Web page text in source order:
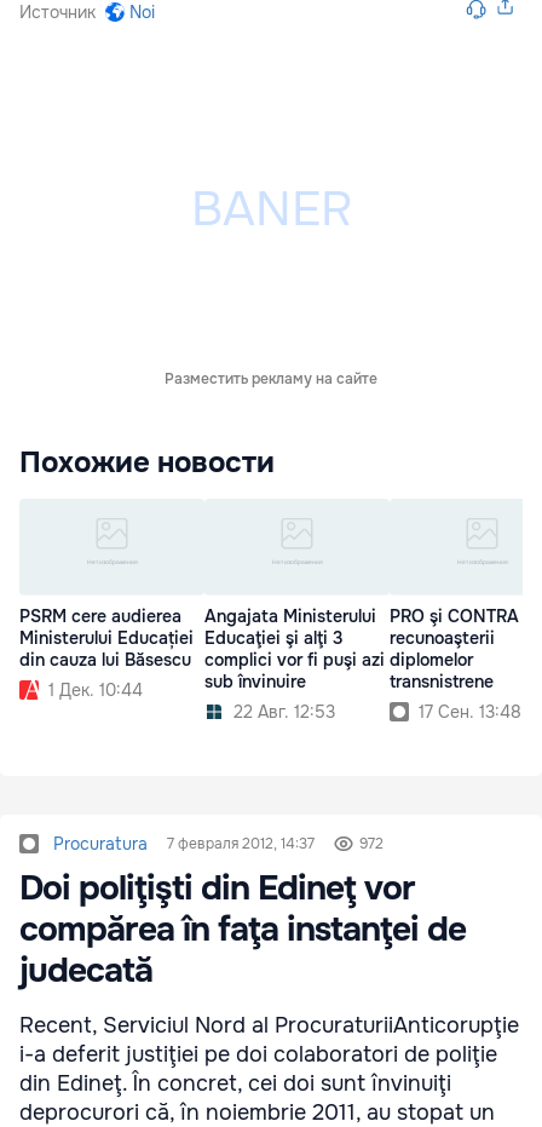
Источник Noi
Разместить рекламу на сайте
Похожие новости
PSRM cere audierea
Ministerului Educației
din cauza lui Băsescu
1 Дек. 10:44
Angajata Ministerului
Educaţiei şi alţi 3
complici vor fi puşi azi
sub învinuire
22 Авг. 12:53
PRO şi CONTRA
recunoaşterii
diplomelor
transnistrene
17 Сен. 13:48
Procuratura 7 февраля 2012, 14:37 972
Doi poliţişti din Edineţ vor
compărea în faţa instanţei de
judecată
Recent, Serviciul Nord al ProcuraturiiAnticorupţie
i-a deferit justiţiei pe doi colaboratori de poliţie
din Edineţ. În concret, cei doi sunt învinuiţi
deprocurori că, în noiembrie 2011, au stopat un